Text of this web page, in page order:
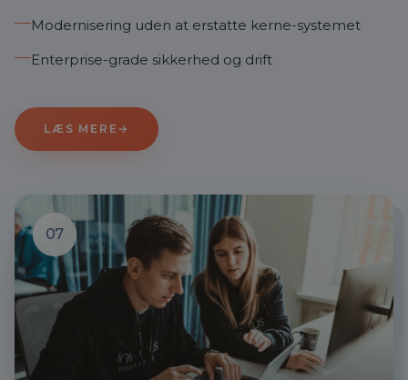
Modernisering uden at erstatte kerne-systemet
Enterprise-grade sikkerhed og drift
LÆS MERE →
07